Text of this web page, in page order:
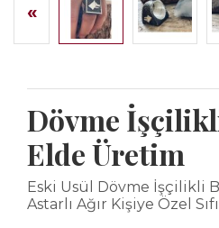
«
Dövme
Elde Üretim
Eski Usül Dövme İşçilikli
Astarlı Ağır Kişiye Özel